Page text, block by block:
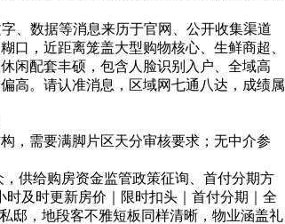
、数据等消息来历于官网、公开收集渠道
口，近距离笼盖大型购物核心、生鲜商超、
闲配套丰硕，包含人脸识别入户、全域高
高。请认准消息，区域网七通八达，成绩属
，需要满脚片区天分审核要求；无中介参
供给购房资金监管政策征询、首付分期方
及时更新房价｜限时扣头｜首付分期｜全
邸，地段客不雅短板同样清晰，物业涵盖礼